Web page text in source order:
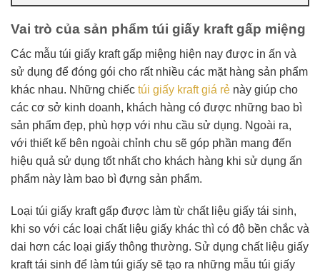
Vai trò của sản phẩm túi giấy kraft gấp miệng
Các mẫu túi giấy kraft gấp miệng hiện nay được in ấn và
sử dụng để đóng gói cho rất nhiều các mặt hàng sản phẩm
khác nhau. Những chiếc túi giấy kraft giá rẻ này giúp cho
các cơ sở kinh doanh, khách hàng có được những bao bì
sản phẩm đẹp, phù hợp với nhu cầu sử dụng. Ngoài ra,
với thiết kế bên ngoài chỉnh chu sẽ góp phần mang đến
hiệu quả sử dụng tốt nhất cho khách hàng khi sử dụng ấn
phẩm này làm bao bì đựng sản phẩm.
Loại túi giấy kraft gấp được làm từ chất liệu giấy tái sinh,
khi so với các loại chất liệu giấy khác thì có độ bền chắc và
dai hơn các loại giấy thông thường. Sử dụng chất liệu giấy
kraft tái sinh để làm túi giấy sẽ tạo ra những mẫu túi giấy